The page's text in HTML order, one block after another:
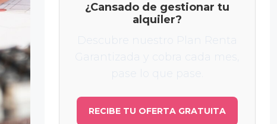
¿Cansado de gestionar tu
alquiler?
RECIBE TU OFERTA GRATUITA